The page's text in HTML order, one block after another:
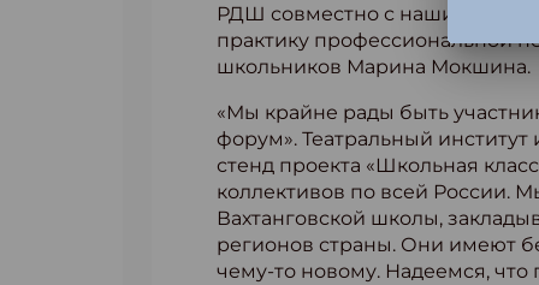
РДШ совместно с нашим
практику профессиональной
школьников Марина Мокшина.
«Мы крайне рады быть
форум». Театральный
стенд проекта «Школьная
коллективов по всей России.
Вахтанговской школы,
регионов страны. Они имеют
чему-то новому. Надеемся,